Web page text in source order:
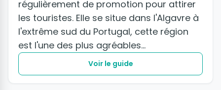
régulièrement de promotion pour attirer
les touristes. Elle se situe dans l'Algavre à
l'extrême sud du Portugal, cette région
est l'une des plus agréables...
Voir le guide